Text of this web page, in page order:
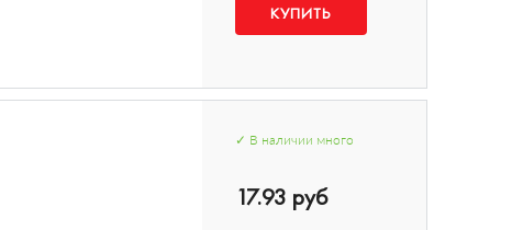
✓ В наличии много
17.93 руб